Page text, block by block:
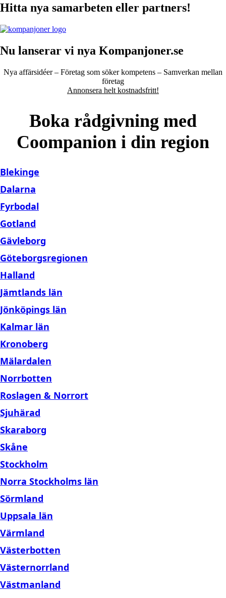
Hitta nya samarbeten eller partners!
Nu lanserar vi nya Kompanjoner.se
Nya affärsidéer – Företag som söker kompetens – Samverkan mellan
företag
Annonsera helt kostnadsfritt!
Boka rådgivning med
Coompanion i din region
Blekinge
Dalarna
Fyrbodal
Gotland
Gävleborg
Göteborgsregionen
Halland
Jämtlands län
Jönköpings län
Kalmar län
Kronoberg
Mälardalen
Norrbotten
Roslagen & Norrort
Sjuhärad
Skaraborg
Skåne
Stockholm
Norra Stockholms län
Sörmland
Uppsala län
Värmland
Västerbotten
Västernorrland
Västmanland